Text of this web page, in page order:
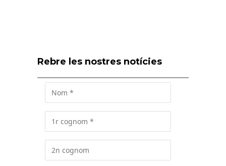
Rebre les nostres notícies